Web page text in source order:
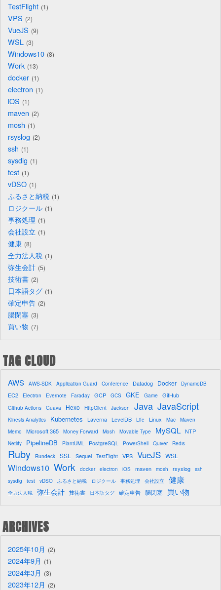
TestFlight 1
VPS 2
VueJS 9
WSL 3
Windows10 8
Work 13
docker 1
electron 1
iOS 1
maven 2
mosh 1
rsyslog 2
ssh 1
sysdig 1
test 1
vDSO 1
ふるさと納税 1
ロジクール 1
事務処理 1
会社設立 1
健康 8
全力法人税 1
弥生会計 5
技術書 2
日本語タグ 1
確定申告 2
腸閉塞 3
買い物 7
TAG CLOUD
AWS AWS-SDK Application Guard Conference Datadog Docker DynamoDB
EC2 Electron Evernote Faraday GCP GCS GKE Game GitHub
Github Actions Guava Hexo HttpClient Jackson Java JavaScript
Kinesis Analytics Kubernetes Laverna LevelDB Life Linux Mac
Maven
Memo
Microsoft 365 Money Forward Mosh Movable Type MySQL NTP
Netlify PipelineDB PlantUML PostgreSQL PowerShell Quiver Redis
Ruby Rundeck SSL Sequel TestFlight VPS VueJS WSL
Windows10 Work docker electron iOS maven mosh rsyslog
ssh
sysdig
test vDSO ふるさと納税 ロジクール 事務処理 会社設立 健康
全力法人税 弥生会計 技術書 日本語タグ 確定申告 腸閉塞 買い物
ARCHIVES
2025年10月 2
2024年9月 1
2024年3月 3
2023年12月 2